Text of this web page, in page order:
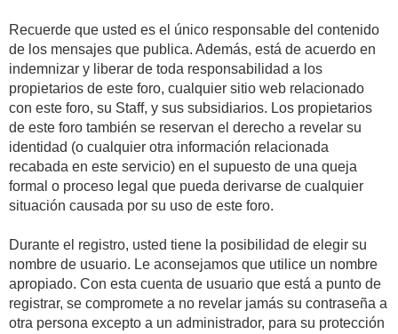
Recuerde que usted es el único responsable del contenido
de los mensajes que publica. Además, está de acuerdo en
indemnizar y liberar de toda responsabilidad a los
propietarios de este foro, cualquier sitio web relacionado
con este foro, su Staff, y sus subsidiarios. Los propietarios
de este foro también se reservan el derecho a revelar su
identidad (o cualquier otra información relacionada
recabada en este servicio) en el supuesto de una queja
formal o proceso legal que pueda derivarse de cualquier
situación causada por su uso de este foro.
Durante el registro, usted tiene la posibilidad de elegir su
nombre de usuario. Le aconsejamos que utilice un nombre
apropiado. Con esta cuenta de usuario que está a punto de
registrar, se compromete a no revelar jamás su contraseña a
otra persona excepto a un administrador, para su protección